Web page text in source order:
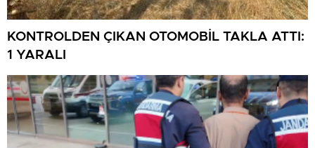
KONTROLDEN ÇIKAN OTOMOBİL TAKLA ATTI:
1 YARALI